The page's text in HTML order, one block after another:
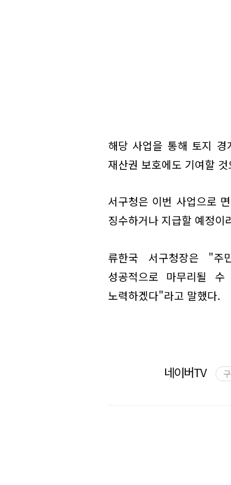
해당 사업을 통해 토지 경
재산권 보호에도 기여할
서구청은 이번 사업으로
징수하거나 지급할 예정이
류한국 서구청장은 "주
성공적으로 마무리될
노력하겠다"라고 말했다.
네이버TV